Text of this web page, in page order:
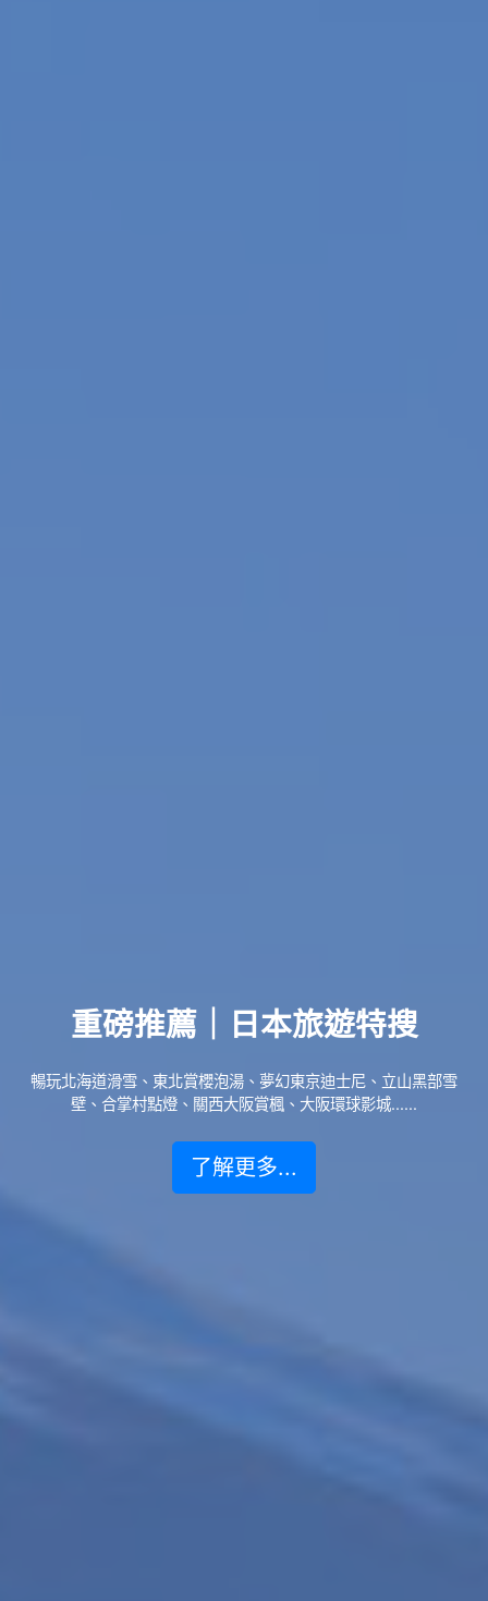
重磅推薦｜日本旅遊特搜
暢玩北海道滑雪、東北賞櫻泡湯、夢幻東京迪士尼、立山黑部雪
壁、合掌村點燈、關西大阪賞楓、大阪環球影城......
了解更多...